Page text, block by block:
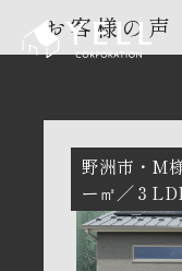
お客様の声
野洲市
M
ー㎡
３